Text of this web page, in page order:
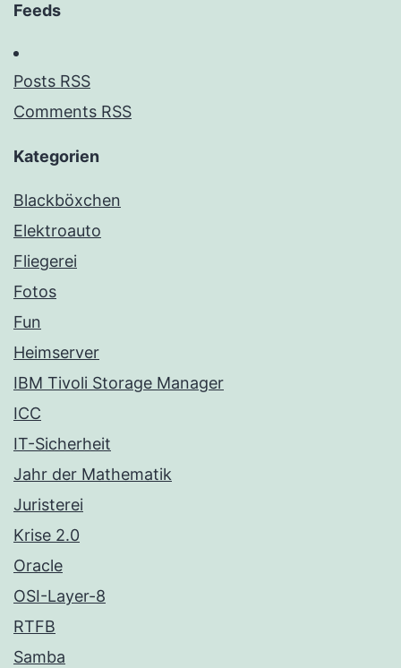
Feeds
Posts RSS
Comments RSS
Kategorien
Blackböxchen
Elektroauto
Fliegerei
Fotos
Fun
Heimserver
IBM Tivoli Storage Manager
ICC
IT-Sicherheit
Jahr der Mathematik
Juristerei
Krise 2.0
Oracle
OSI-Layer-8
RTFB
Samba